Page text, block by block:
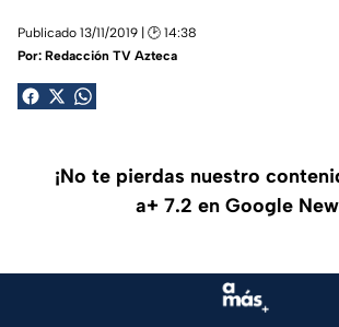
Publicado 13/11/2019 | 🕑 14:38
Por: Redacción TV Azteca
¡No te pierdas nuestro
a+ 7.2 en Google